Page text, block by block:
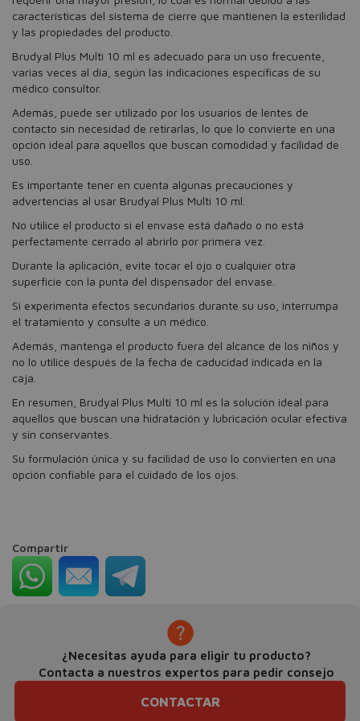
características del sistema de cierre que mantienen la esterilidad
y las propiedades del producto.
Brudyal Plus Multi 10 ml es adecuado para un uso frecuente,
varias veces al día, según las indicaciones específicas de su
médico consultor.
Además, puede ser utilizado por los usuarios de lentes de
contacto sin necesidad de retirarlas, lo que lo convierte en una
opción ideal para aquellos que buscan comodidad y facilidad de
uso.
Es importante tener en cuenta algunas precauciones y
advertencias al usar Brudyal Plus Multi 10 ml.
No utilice el producto si el envase está dañado o no está
perfectamente cerrado al abrirlo por primera vez.
Durante la aplicación, evite tocar el ojo o cualquier otra
superficie con la punta del dispensador del envase.
Si experimenta efectos secundarios durante su uso, interrumpa
el tratamiento y consulte a un médico.
Además, mantenga el producto fuera del alcance de los niños y
no lo utilice después de la fecha de caducidad indicada en la
caja.
En resumen, Brudyal Plus Multi 10 ml es la solución ideal para
aquellos que buscan una hidratación y lubricación ocular efectiva
y sin conservantes.
Su formulación única y su facilidad de uso lo convierten en una
opción confiable para el cuidado de los ojos.
Compartir
¿Necesitas ayuda para eligir tu producto?
Contacta a nuestros expertos para pedir consejo
CONTACTAR